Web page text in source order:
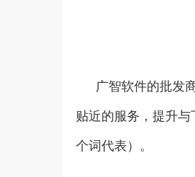
广智软件的批发
贴近的服务，提升与
个词代表）。